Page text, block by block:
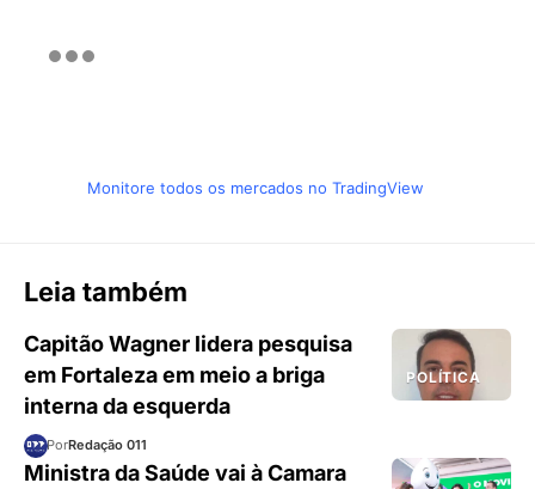
Monitore todos os mercados no TradingView
Leia também
POLÍTICA
Capitão Wagner lidera pesquisa
em Fortaleza em meio a briga
interna da esquerda
PorRedação 011
Ministra da Saúde vai à Camara